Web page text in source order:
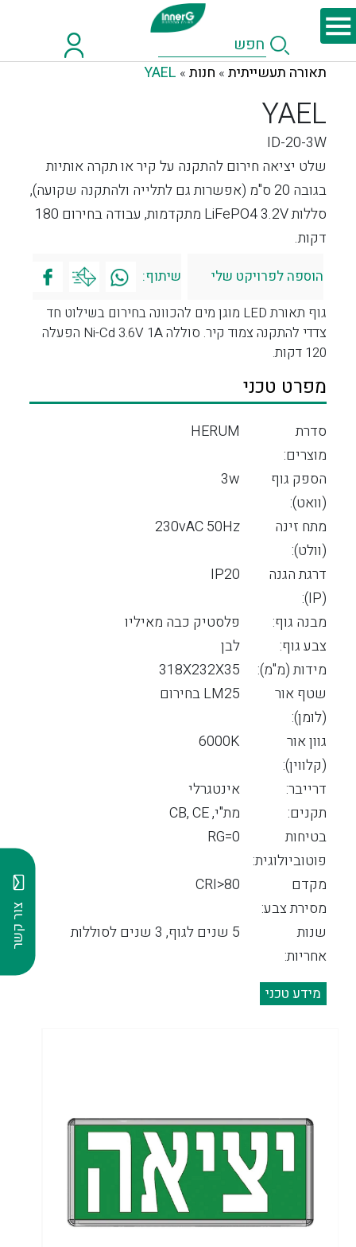
צור קשר
תאורה תעשייתית » חנות »
YAEL
YAEL
ID-20-3W
שלט יציאה חירום להתקנה על קיר או תקרה אותיות
בגובה 20 ס"מ (אפשרות גם לתלייה ולהתקנה שקועה),
סללות LiFePO4 3.2V מתקדמות, עבודה בחירום 180
דקות.
הוספה לפרויקט שלי
שיתוף:
גוף תאורת LED מוגן מים להכוונה בחירום בשילוט חד
צדדי להתקנה צמוד קיר. סוללה Ni-Cd 3.6V 1A הפעלה
120 דקות.
מפרט טכני
סדרת
מוצרים:
HERUM
הספק גוף
(וואט):
3w
מתח זינה
(וולט):
230vAC 50Hz
דרגת הגנה
(IP):
IP20
מבנה גוף:
פלסטיק כבה מאיליו
צבע גוף:
לבן
מידות (מ"מ):
318X232X35
שטף אור
(לומן):
LM25 בחירום
גוון אור
(קלווין):
6000K
דרייבר:
אינטגרלי
תקנים:
מת"י, CB, CE
בטיחות
פוטוביולוגית:
RG=0
מקדם
מסירת צבע:
CRI>80
שנות
אחריות:
5 שנים לגוף, 3 שנים לסוללות
מידע טכני